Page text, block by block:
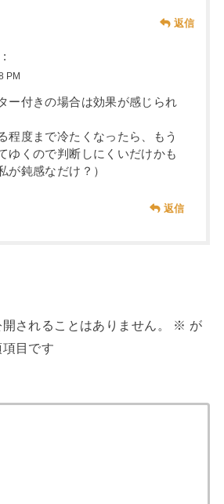
返信
:
PM
ー付きの場合は効果が感じられ
程度まで冷たくなったら、もう
ゆくので判断しにくいだけかも
が鈍感なだけ？）
返信
されることはありません。 ※ が
目です